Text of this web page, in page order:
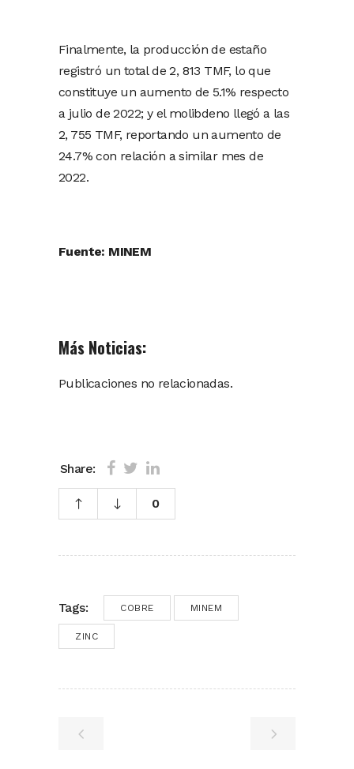
Finalmente, la producción de estaño
registró un total de 2, 813 TMF, lo que
constituye un aumento de 5.1% respecto
a julio de 2022; y el molibdeno llegó a las
2, 755 TMF, reportando un aumento de
24.7% con relación a similar mes de
2022.
Fuente: MINEM
Más Noticias:
Publicaciones no relacionadas.
Share:
0
Tags: COBRE MINEM
ZINC